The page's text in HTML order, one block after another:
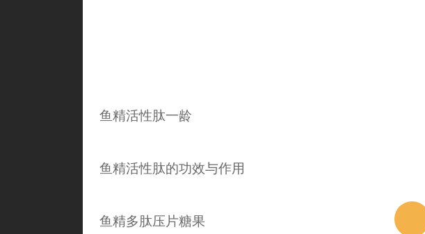
鱼精活性肽一龄
鱼精活性肽的功效与作用
鱼精多肽压片糖果